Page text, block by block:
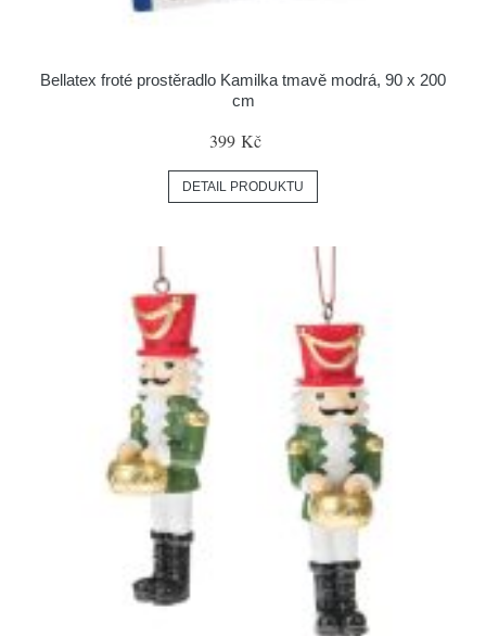
Bellatex froté prostěradlo Kamilka tmavě modrá, 90 x 200
cm
399 Kč
DETAIL PRODUKTU